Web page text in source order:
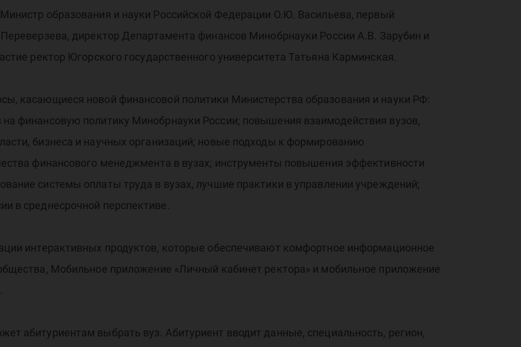
образования и науки Российской Федерации О.Ю. Васильева, первый
директор Департамента финансов Минобрнауки России А.В. Зарубин и
ректор Югорского государственного университета Татьяна Карминская.
касающиеся новой финансовой политики Министерства образования и науки РФ:
финансовую политику Минобрнауки России; повышения взаимодействия вузов,
бизнеса и научных организаций; новые подходы к формированию
финансового менеджмента в вузах; инструменты повышения эффективности
системы оплаты труда в вузах, лучшие практики в управлении учреждений;
в среднесрочной перспективе.
интерактивных продуктов, которые обеспечивают комфортное информационное
Мобильное приложение «Личный кабинет ректора» и мобильное приложение
абитуриентам выбрать вуз. Абитуриент вводит данные, специальность, регион,